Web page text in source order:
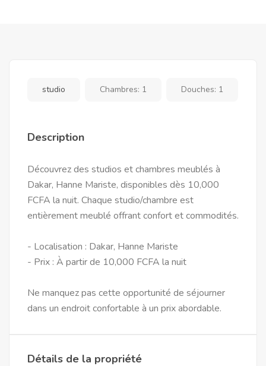
studio Chambres: 1 Douches: 1
Description
Découvrez des studios et chambres meublés à
Dakar, Hanne Mariste, disponibles dès 10,000
FCFA la nuit. Chaque studio/chambre est
entièrement meublé offrant confort et commodités.
- Localisation : Dakar, Hanne Mariste
- Prix : À partir de 10,000 FCFA la nuit
Ne manquez pas cette opportunité de séjourner
dans un endroit confortable à un prix abordable.
Détails de la propriété